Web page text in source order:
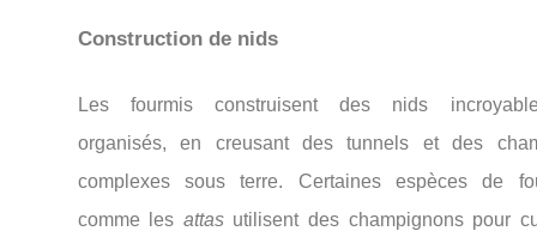
Construction de nids
Les fourmis construisent des nids
organisés, en creusant des tunnels et des
complexes sous terre. Certaines espèces de
comme les attasutilisent des champignons pour